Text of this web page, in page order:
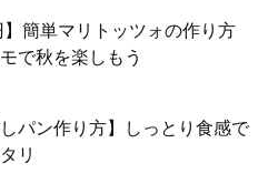
簡単マリトッツォの作り方
で秋を楽しもう
パン作り方】しっとり食感で
リ